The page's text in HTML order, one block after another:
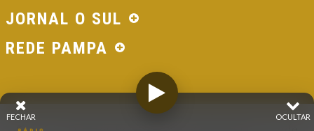
JORNAL O SUL
REDE PAMPA
OCULTAR
FECHAR